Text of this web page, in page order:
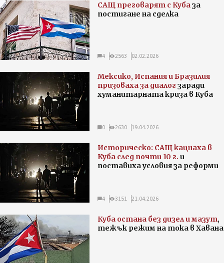
САЩ преговарят с Кубаза
постигане на сделка
4 2563 02.02.2026
Мексико, Испания и Бразилия
призоваха за диалог заради
хуманитарната криза в Куба
0 2630 19.04.2026
Историческо: САЩ кацнаха в
Куба след почти 10 г. и
поставиха условия за реформи
4 3151 21.04.2026
Куба остана без дизел и мазут,
тежък режим на тока в Хавана